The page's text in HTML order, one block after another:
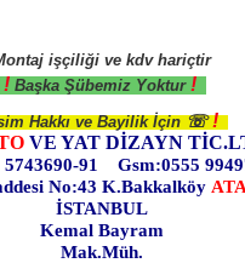
işçiliği ve kdv hariçtir
! Başka Şübemiz Yoktur !
Hakkı ve Bayilik İçin☏ !
VE YAT DİZAYN
5743690-91 Gsm:0555
No:43 K.Bakkalköy
İSTANBUL
Kemal Bayram
Mak.Müh.